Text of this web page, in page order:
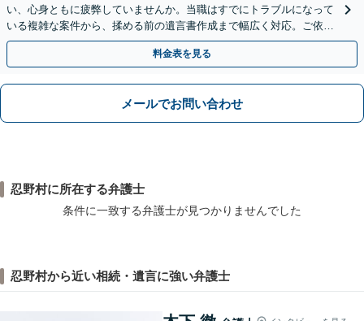
い、心身ともに疲弊していませんか。当職はすでにトラブルになって
いる複雑な案件から、揉める前の遺言書作成まで幅広く対応。ご依頼
者様の心に最後まで寄り添います。【休日面談可】
料金表を見る
メールでお問い合わせ
忍野村に所在する弁護士
条件に一致する弁護士が見つかりませんでした
忍野村から近い相続・遺言に強い弁護士